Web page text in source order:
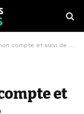
et suivi de demande d’allocation
et